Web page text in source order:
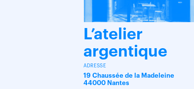
L’atelier
argentique
ADRESSE
19 Chaussée de la Madeleine
44000 Nantes